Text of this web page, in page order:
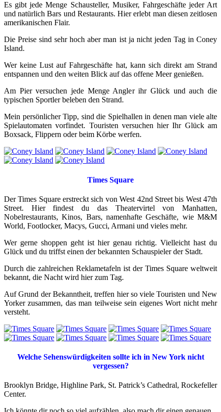
Es gibt jede Menge Schausteller, Musiker, Fahrgeschäfte jeder Art
und natürlich Bars und Restaurants. Hier erlebt man diesen zeitlosen
amerikanischen Flair.
Die Preise sind sehr hoch aber man ist ja nicht jeden Tag in Coney
Island.
Wer keine Lust auf Fahrgeschäfte hat, kann sich direkt am Strand
entspannen und den weiten Blick auf das offene Meer genießen.
Am Pier versuchen jede Menge Angler ihr Glück und auch die
typischen Sportler beleben den Strand.
Mein persönlicher Tipp, sind die Spielhallen in denen man viele alte
Spielautomaten vorfindet. Touristen versuchen hier Ihr Glück am
Boxsack, Flippern oder beim Körbe werfen.
Times Square
Der Times Square erstreckt sich von West 42nd Street bis West 47th
Street. Hier findest du das Theatervirtel von Manhatten,
Nobelrestaurants, Kinos, Bars, namenhafte Geschäfte, wie M&M
World, Footlocker, Macys, Gucci, Armani und vieles mehr.
Wer gerne shoppen geht ist hier genau richtig. Vielleicht hast du
Glück und du triffst einen der bekannten Schauspieler der Stadt.
Durch die zahlreichen Reklametafeln ist der Times Square weltweit
bekannt, die Nacht wird hier zum Tag.
Auf Grund der Bekanntheit, treffen hier so viele Touristen und New
Yorker zusammen, das man teilweise sein eigenes Wort nicht mehr
versteht.
Welche Sehenswürdigkeiten sollte ich in New York nicht
vergessen?
Brooklyn Bridge, Highline Park, St. Patrick’s Cathedral, Rockefeller
Center.